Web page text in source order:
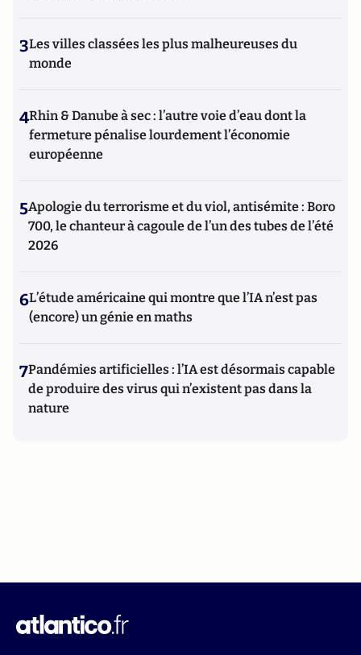
3Les villes classées les plus malheureuses du
monde
4Rhin & Danube à sec : l’autre voie d’eau dont la
fermeture pénalise lourdement l’économie
européenne
5Apologie du terrorisme et du viol, antisémite : Boro
700, le chanteur à cagoule de l’un des tubes de l’été
2026
6L’étude américaine qui montre que l’IA n’est pas
(encore) un génie en maths
7Pandémies artificielles : l’IA est désormais capable
de produire des virus qui n’existent pas dans la
nature